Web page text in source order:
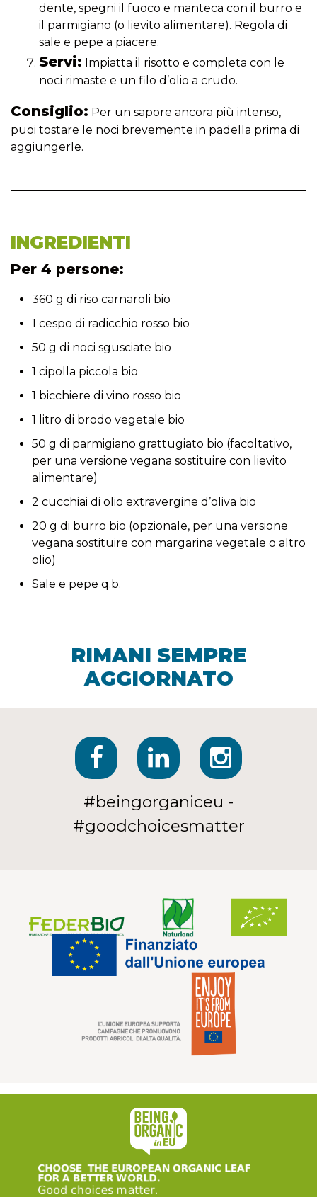
dente, spegni il fuoco e manteca con il burro e
il parmigiano (o lievito alimentare). Regola di
sale e pepe a piacere.
Servi: Impiatta il risotto e completa con le
noci rimaste e un filo d’olio a crudo.
Consiglio: Per un sapore ancora più intenso,
puoi tostare le noci brevemente in padella prima di
aggiungerle.
INGREDIENTI
Per 4 persone:
360 g di riso carnaroli bio
1 cespo di radicchio rosso bio
50 g di noci sgusciate bio
1 cipolla piccola bio
1 bicchiere di vino rosso bio
1 litro di brodo vegetale bio
50 g di parmigiano grattugiato bio (facoltativo,
per una versione vegana sostituire con lievito
alimentare)
2 cucchiai di olio extravergine d’oliva bio
20 g di burro bio (opzionale, per una versione
vegana sostituire con margarina vegetale o altro
olio)
Sale e pepe q.b.
RIMANI SEMPRE
AGGIORNATO
#beingorganiceu -
#goodchoicesmatter